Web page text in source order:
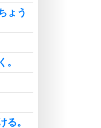
ょう
。
る。